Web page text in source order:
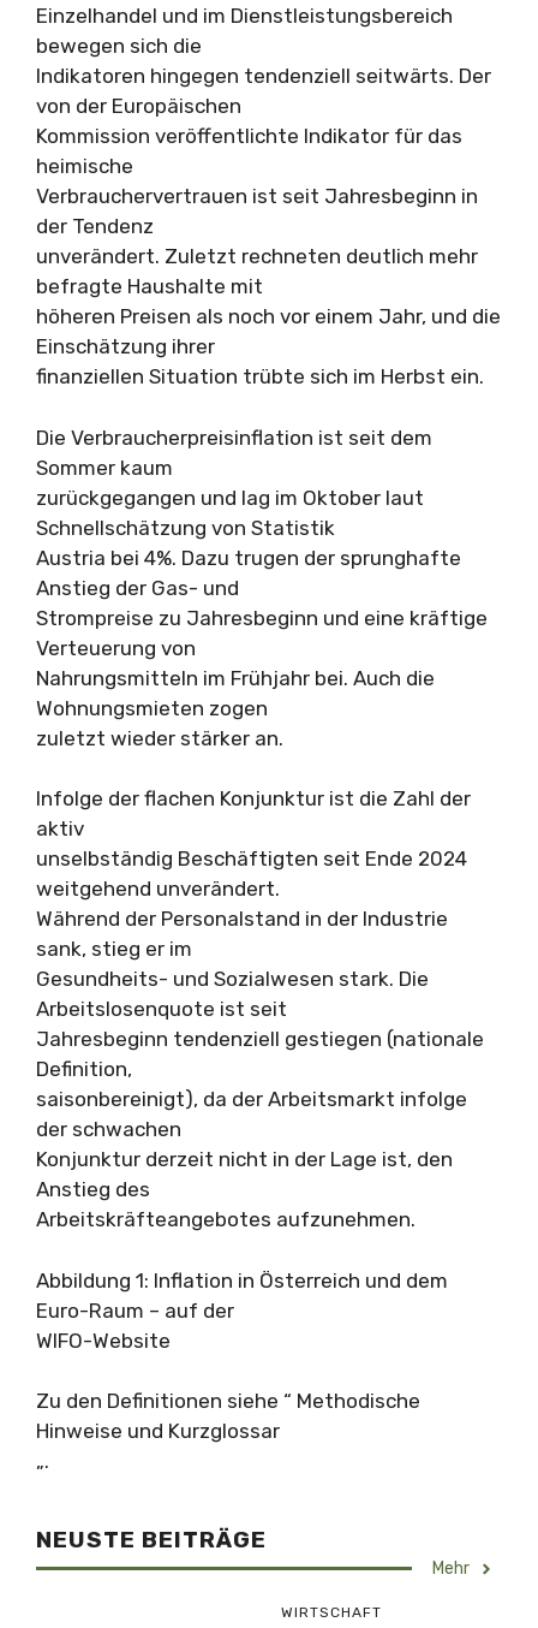
Einzelhandel und im Dienstleistungsbereich
bewegen sich die
Indikatoren hingegen tendenziell seitwärts. Der
von der Europäischen
Kommission veröffentlichte Indikator für das
heimische
Verbrauchervertrauen ist seit Jahresbeginn in
der Tendenz
unverändert. Zuletzt rechneten deutlich mehr
befragte Haushalte mit
höheren Preisen als noch vor einem Jahr, und die
Einschätzung ihrer
finanziellen Situation trübte sich im Herbst ein.
Die Verbraucherpreisinflation ist seit dem
Sommer kaum
zurückgegangen und lag im Oktober laut
Schnellschätzung von Statistik
Austria bei 4%. Dazu trugen der sprunghafte
Anstieg der Gas- und
Strompreise zu Jahresbeginn und eine kräftige
Verteuerung von
Nahrungsmitteln im Frühjahr bei. Auch die
Wohnungsmieten zogen
zuletzt wieder stärker an.
Infolge der flachen Konjunktur ist die Zahl der
aktiv
unselbständig Beschäftigten seit Ende 2024
weitgehend unverändert.
Während der Personalstand in der Industrie
sank, stieg er im
Gesundheits- und Sozialwesen stark. Die
Arbeitslosenquote ist seit
Jahresbeginn tendenziell gestiegen (nationale
Definition,
saisonbereinigt), da der Arbeitsmarkt infolge
der schwachen
Konjunktur derzeit nicht in der Lage ist, den
Anstieg des
Arbeitskräfteangebotes aufzunehmen.
Abbildung 1: Inflation in Österreich und dem
Euro-Raum – auf der
WIFO-Website
Zu den Definitionen siehe “ Methodische
Hinweise und Kurzglossar
„.
NEUSTE BEITRÄGE
Mehr
WIRTSCHAFT